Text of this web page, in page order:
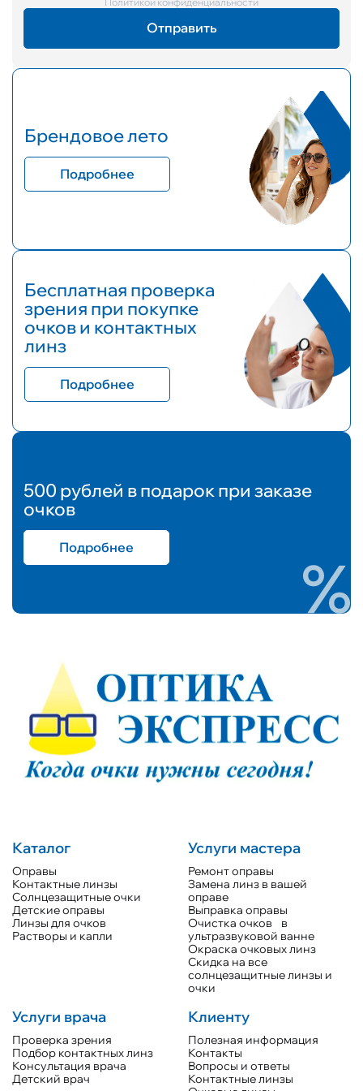
Брендовое лето
Подробнее
Бесплатная проверка
зрения при покупке
очков и контактных
линз
Подробнее
500 рублей в подарок при заказе
очков
Подробнее
Каталог
Оправы
Контактные линзы
Солнцезащитные очки
Детские оправы
Линзы для очков
Растворы и капли
Услуги мастера
Ремонт оправы
Замена линз в вашей
оправе
Выправка оправы
Очистка очков в
ультразвуковой ванне
Окраска очковых линз
Скидка на все
солнцезащитные линзы и
очки
Услуги врача
Проверка зрения
Подбор контактных линз
Консультация врача
Детский врач
Клиенту
Полезная информация
Контакты
Вопросы и ответы
Контактные линзы